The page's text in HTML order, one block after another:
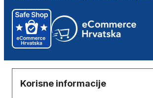
Korisne informacije